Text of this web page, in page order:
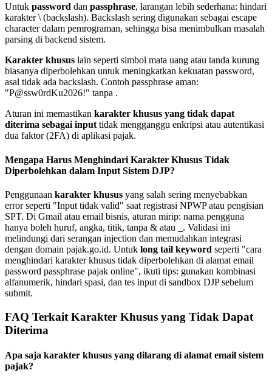
Untuk password dan passphrase, larangan lebih sederhana: hindari
karakter \ (backslash). Backslash sering digunakan sebagai escape
character dalam pemrograman, sehingga bisa menimbulkan masalah
parsing di backend sistem.
Karakter khusus lain seperti simbol mata uang atau tanda kurung
biasanya diperbolehkan untuk meningkatkan kekuatan password,
asal tidak ada backslash. Contoh passphrase aman:
"P@ssw0rdKu2026!" tanpa .
Aturan ini memastikan karakter khusus yang tidak dapat
diterima sebagai input tidak mengganggu enkripsi atau autentikasi
dua faktor (2FA) di aplikasi pajak.
Mengapa Harus Menghindari Karakter Khusus Tidak
Diperbolehkan dalam Input Sistem DJP?
Penggunaan karakter khusus yang salah sering menyebabkan
error seperti "Input tidak valid" saat registrasi NPWP atau pengisian
SPT. Di Gmail atau email bisnis, aturan mirip: nama pengguna
hanya boleh huruf, angka, titik, tanpa & atau _. Validasi ini
melindungi dari serangan injection dan memudahkan integrasi
dengan domain pajak.go.id. Untuk long tail keyword seperti "cara
menghindari karakter khusus tidak diperbolehkan di alamat email
password passphrase pajak online", ikuti tips: gunakan kombinasi
alfanumerik, hindari spasi, dan tes input di sandbox DJP sebelum
submit.
FAQ Terkait Karakter Khusus yang Tidak Dapat
Diterima
Apa saja karakter khusus yang dilarang di alamat email sistem
pajak?